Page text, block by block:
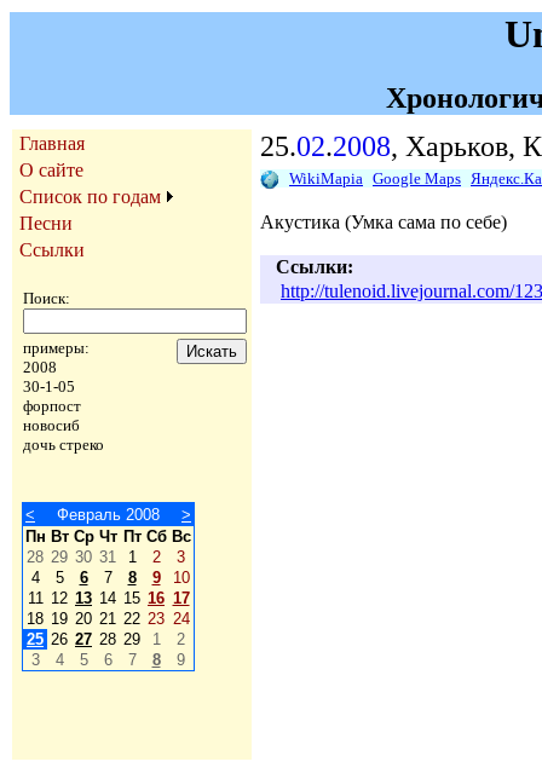
Главная
О сайте
Список по годам
Песни
Ссылки
Поиск:
примеры:
2008
30-1-05
форпост
новосиб
дочь стреко
< Февраль 2008
>
Пн Вт Ср Чт Пт Сб Вс
28 29 30 31 1 2
3
4
5 6 7 8 9
10
11 12 13 14 15 16 17
18 19 20 21 22 23 24
25 26 27 28 29 1
2
3
4 5 6 7 8 9
25.02.2008, Харьков,
WikiMapia Google Maps
Акустика (Умка сама по себе)
Ссылки:
http://tulenoid.livejournal.com/